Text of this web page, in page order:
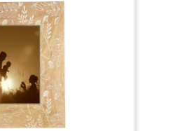
bras grâce à sa petite
taille. Ainsi, c'est un
compagnon populaire de
nombreux navetteurs.
focal pour n'importe quelle
pièce, parfait pour créer un
impact visuel Montage facile :
livré prêt à être accroché avec
des supports en bois pré-
installés en haut et en bas pour
un affichage mural sans
problème Détails artistiques :
dispose d'une finition vieillie
qui ajoute de la profondeur et
du caractère à la scène du
désert, améliorant l'esthétique